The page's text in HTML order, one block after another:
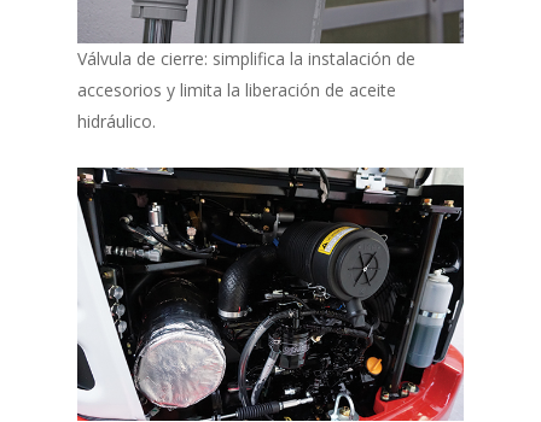
Válvula de cierre: simplifica la instalación de
accesorios y limita la liberación de aceite
hidráulico.